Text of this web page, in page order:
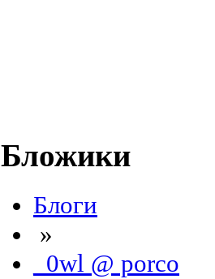
Бложики
Блоги
»
_0wl @ porco